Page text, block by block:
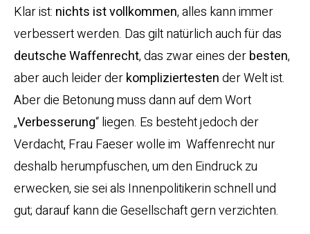
Klar ist: nichts ist vollkommen, alles kann immer
verbessert werden. Das gilt natürlich auch für das
deutsche Waffenrecht, das zwar eines derbesten,
aber auch leider derkompliziertestender Welt ist.
Aber die Betonung muss dann auf dem Wort
„Verbesserung“ liegen. Es besteht jedoch der
Verdacht, Frau Faeser wolle im Waffenrecht nur
deshalb herumpfuschen, um den Eindruck zu
erwecken, sie sei als Innenpolitikerin schnell und
gut; darauf kann die Gesellschaft gern verzichten.